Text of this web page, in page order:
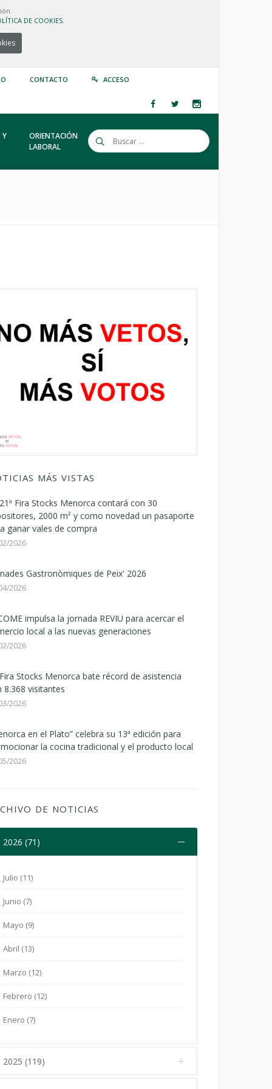
DE COOKIES.
CONTACTO ACCESO
Y
ORIENTACIÓN
LABORAL
MÁS VISTAS
Fira Stocks Menorca contará con 30
2000 m² y como novedad un pasaporte
ganar vales de compra
2026
Gastronòmiques de Peix' 2026
2026
impulsa la jornada REVIU para acercar el
local a las nuevas generaciones
2026
Stocks Menorca bate récord de asistencia
8.368 visitantes
2026
en el Plato” celebra su 13ª edición para
la cocina tradicional y el producto local
2026
DE NOTICIAS
2026 (71)
Julio (11)
Junio (7)
Mayo (9)
Abril (13)
Marzo (12)
Febrero (12)
Enero (7)
2025 (119)